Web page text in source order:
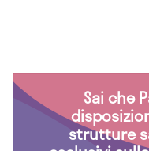
Sai che
strutture